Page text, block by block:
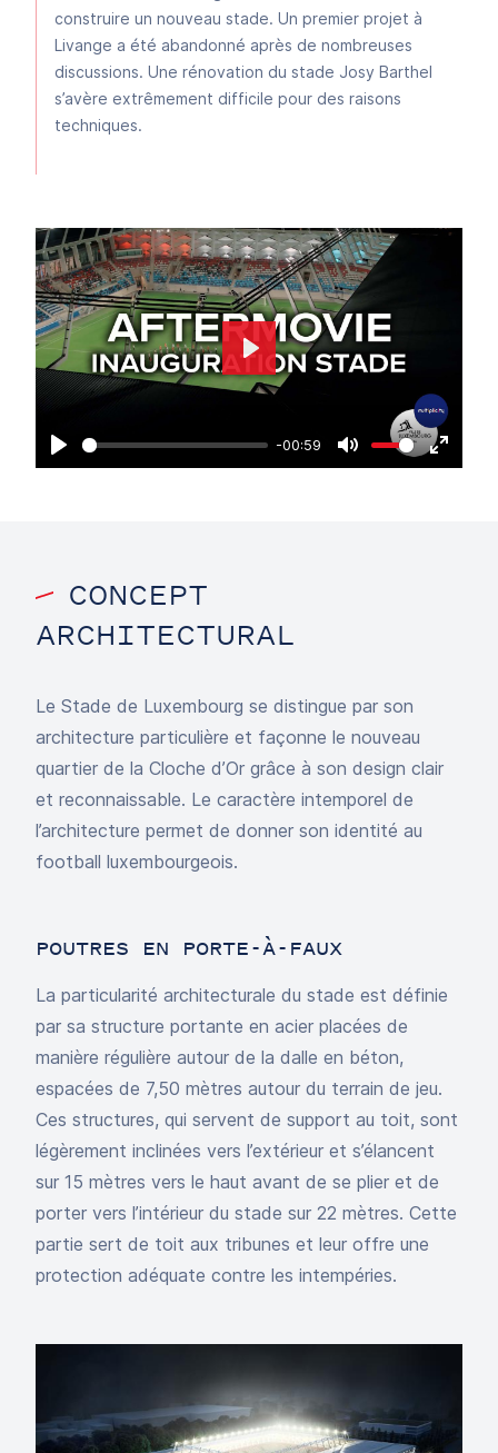
construire un nouveau stade. Un premier projet à
Livange a été abandonné après de nombreuses
discussions. Une rénovation du stade Josy Barthel
s’avère extrêmement difficile pour des raisons
techniques.
Play
-00:59
Mute
Enter
Play
CONCEPT
ARCHITECTURAL
Le Stade de Luxembourg se distingue par son
architecture particulière et façonne le nouveau
quartier de la Cloche d’Or grâce à son design clair
et reconnaissable. Le caractère intemporel de
l’architecture permet de donner son identité au
football luxembourgeois.
POUTRES EN PORTE-À-FAUX
La particularité architecturale du stade est définie
par sa structure portante en acier placées de
manière régulière autour de la dalle en béton,
espacées de 7,50 mètres autour du terrain de jeu.
Ces structures, qui servent de support au toit, sont
légèrement inclinées vers l’extérieur et s’élancent
sur 15 mètres vers le haut avant de se plier et de
porter vers l’intérieur du stade sur 22 mètres. Cette
partie sert de toit aux tribunes et leur offre une
protection adéquate contre les intempéries.